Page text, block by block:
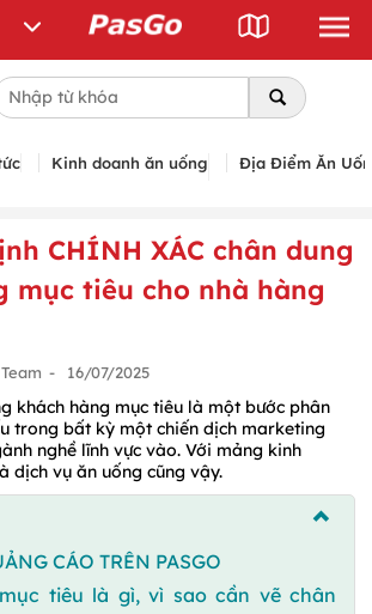
Kinh doanh ăn uống Địa Điểm Ăn
CHÍNH XÁC chân dung
mục tiêu cho nhà hàng
- 16/07/2025
khách hàng mục tiêu là một bước phân
trong bất kỳ một chiến dịch marketing
nghề lĩnh vực vào. Với mảng kinh
dịch vụ ăn uống cũng vậy.
CÁO TRÊN PASGO
tiêu là gì, vì sao cần vẽ chân